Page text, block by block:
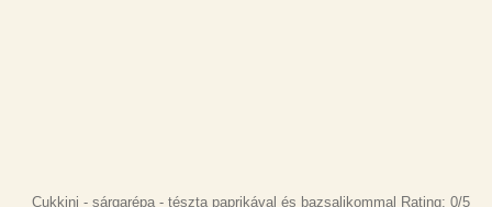
Cukkini - sárgarépa - tészta paprikával és bazsalikommal Rating: 0/5